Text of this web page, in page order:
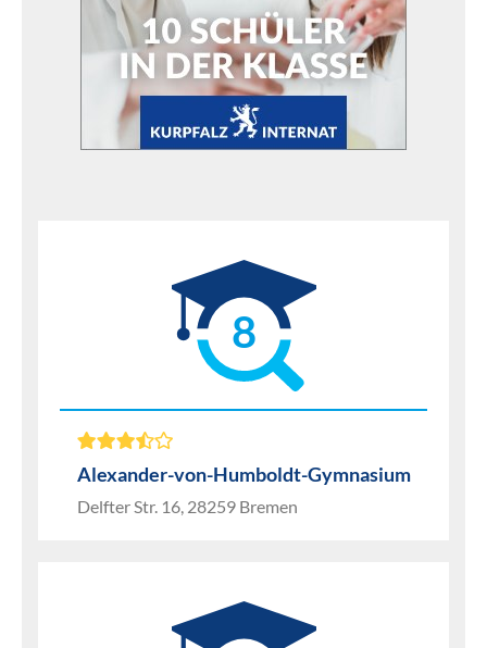
8
Alexander-von-Humboldt-Gymnasium
Delfter Str. 16, 28259 Bremen